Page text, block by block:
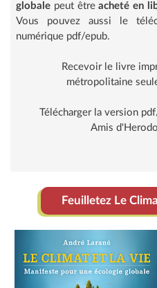
globale peut êtreacheté en
Vous pouvez aussi le
numérique pdf/epub.
Recevoir le livre
métropolitaine
Télécharger la version
Amis
Feuilletez Le